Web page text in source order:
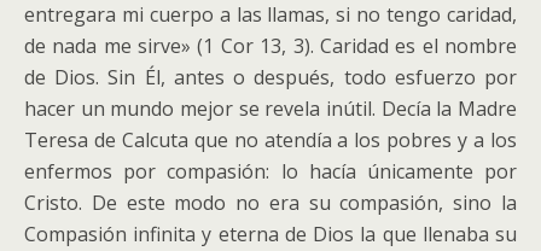
entregara mi cuerpo a las llamas, si no tengo caridad,
de nada me sirve» (1 Cor 13, 3). Caridad es el nombre
de Dios. Sin Él, antes o después, todo esfuerzo por
hacer un mundo mejor se revela inútil. Decía la Madre
Teresa de Calcuta que no atendía a los pobres y a los
enfermos por compasión: lo hacía únicamente por
Cristo. De este modo no era su compasión, sino la
Compasión infinita y eterna de Dios la que llenaba su